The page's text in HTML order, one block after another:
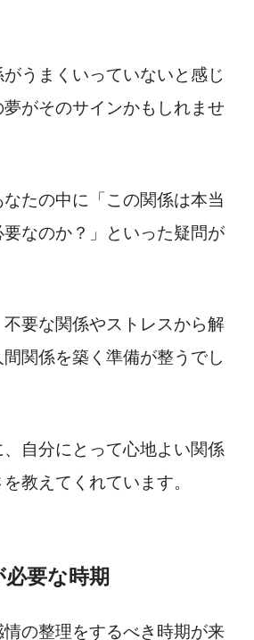
うまくいっていないと感じ
がそのサインかもしれませ
たの中に「この関係は本当
なのか？」といった疑問が
要な関係やストレスから解
関係を築く準備が整うでし
自分にとって心地よい関係
教えてくれています。
要な時期
の整理をするべき時期が来